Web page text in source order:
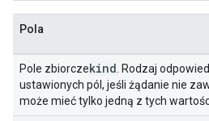
Pola
Pole zbiorczekind . Rodzaj
ustawionych pól, jeśli żądanie nie
może mieć tylko jedną z tych